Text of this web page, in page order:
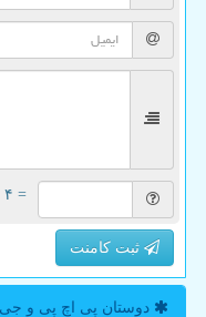
= ۴ بعلاوه ۴
ثبت کامنت
دوستان پی اچ پی و